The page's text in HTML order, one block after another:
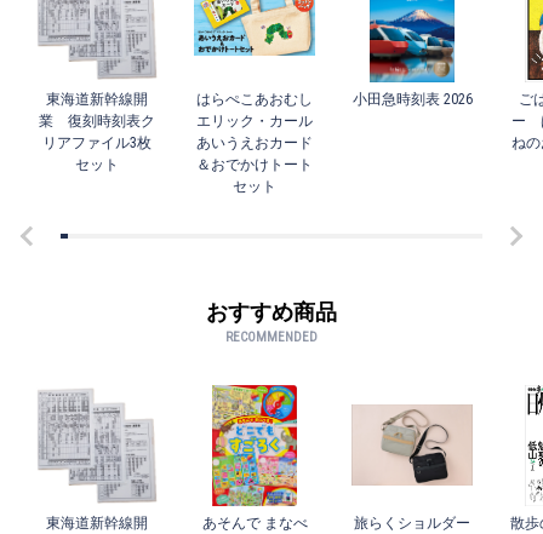
東海道新幹線開
業 復刻時刻表ク
リアファイル3枚
セット
はらぺこあおむし
エリック・カール
あいうえおカード
＆おでかけトート
セット
小田急時刻表 2026
ご
ー
ね
おすすめ商品
RECOMMENDED
東海道新幹線開
あそんで まなべ
旅らくショルダー
散歩